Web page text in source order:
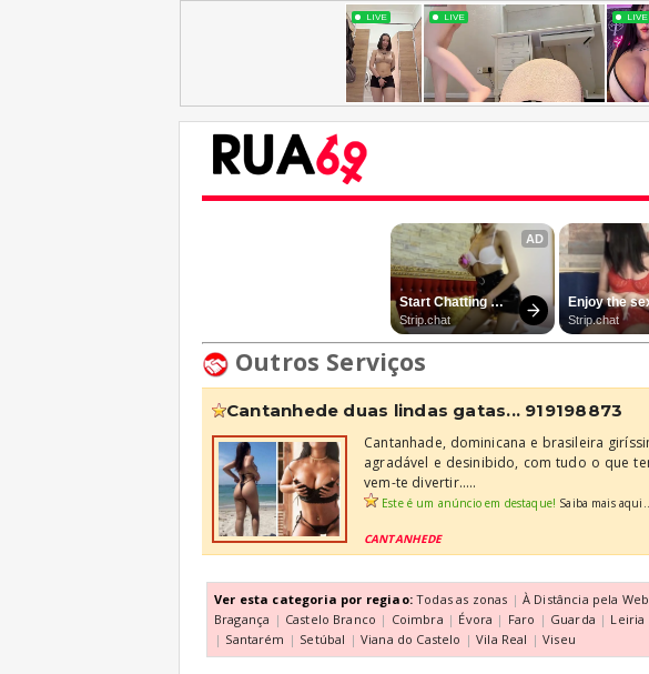
Outros Serviços
cantanhede duas lindas gatas... 919198873
Cantanhade, dominicana e brasileira
agradável e desinibido, com tudo o que
vem-te divertir.....
Este é um anúncio em destaque! Saiba mais
CANTANHEDE
Ver esta categoria por regiao: Todas as zonas | À Distância pela Web
Bragança | Castelo Branco | Coimbra | Évora | Faro | Guarda | Leiria
| Santarém | Setúbal | Viana do Castelo | Vila Real | Viseu